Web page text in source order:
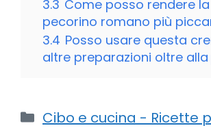
3.3 Come posso rendere
pecorino romano più
3.4 Posso usare questa
altre preparazioni oltre
Categorie
Cibo e cucina - Ricette